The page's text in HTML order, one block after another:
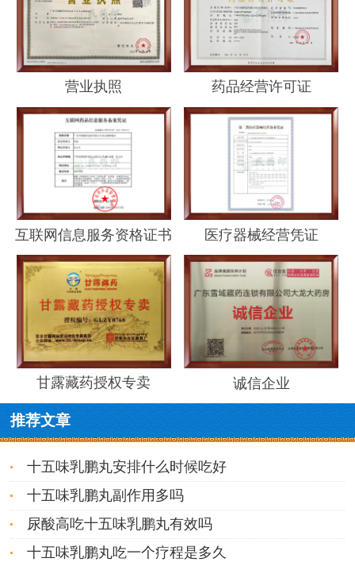
营业执照 药品经营许可证
互联网信息服务资格证书 医疗器械经营凭证
甘露藏药授权专卖 诚信企业
推荐文章
十五味乳鹏丸安排什么时候吃好
十五味乳鹏丸副作用多吗
尿酸高吃十五味乳鹏丸有效吗
十五味乳鹏丸吃一个疗程是多久